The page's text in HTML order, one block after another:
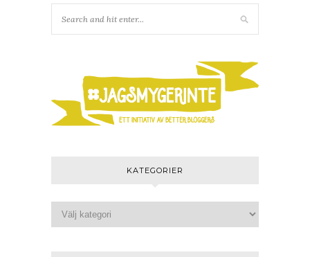
KATEGORIER